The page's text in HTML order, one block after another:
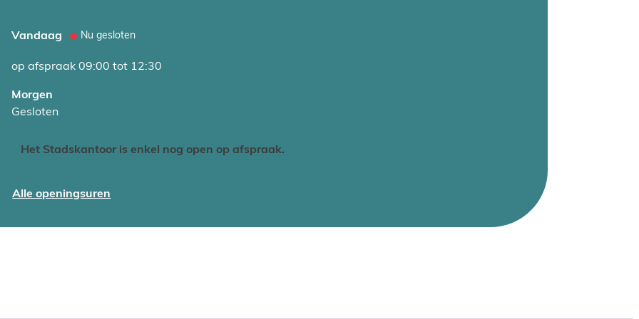
Vandaag Nu gesloten
op afspraak 09:00 tot 12:30
Morgen
Gesloten
Het Stadskantoor is enkel nog open op afspraak.
Alle openingsuren